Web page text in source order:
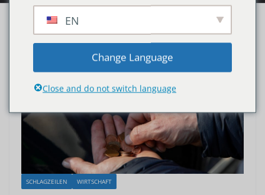
SCHLAGZEILEN WIRTSCHAFT
EN
Change Language
Close and do not switch language